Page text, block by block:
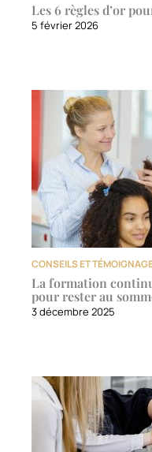
Les 6 règles d’or
5 février 2026
CONSEILS ET
La formation
pour rester au
3 décembre 2025